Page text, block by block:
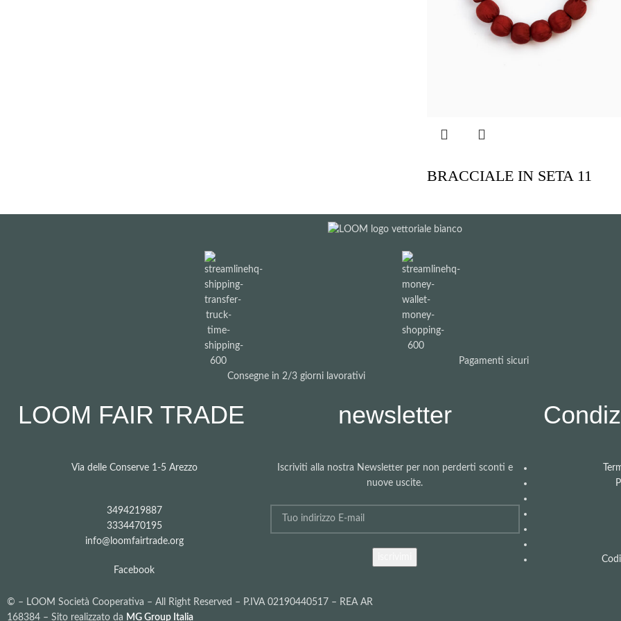
BRACCIALE IN SETA 11
Consegne in 2/3 giorni lavorativi
Pagamenti sicuri
LOOM FAIR TRADE
Via delle Conserve 1-5 Arezzo
3494219887
3334470195
info@loomfairtrade.org
Facebook
newsletter
Iscriviti alla nostra Newsletter per non perderti sconti e
nuove uscite.
© – LOOM Società Cooperativa – All Right Reserved – P.IVA 02190440517 – REA AR
168384 – Sito realizzato da MG Group Italia